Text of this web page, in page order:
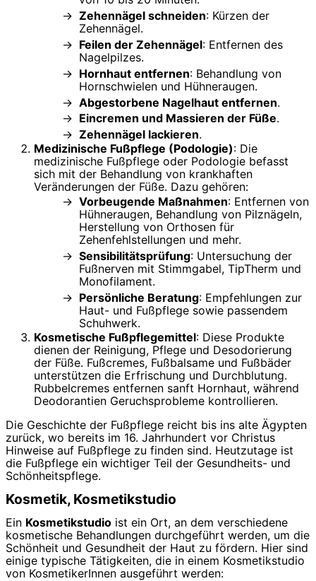
Zehennägel schneiden: Kürzen der
Zehennägel.
Feilen der Zehennägel: Entfernen des
Nagelpilzes.
Hornhaut entfernen: Behandlung von
Hornschwielen und Hühneraugen.
Abgestorbene Nagelhaut entfernen.
Eincremen und Massieren der Füße.
Zehennägel lackieren.
Medizinische Fußpflege (Podologie): Die
medizinische Fußpflege oder Podologie befasst
sich mit der Behandlung von krankhaften
Veränderungen der Füße. Dazu gehören:
Vorbeugende Maßnahmen: Entfernen von
Hühneraugen, Behandlung von Pilznägeln,
Herstellung von Orthosen für
Zehenfehlstellungen und mehr.
Sensibilitätsprüfung: Untersuchung der
Fußnerven mit Stimmgabel, TipTherm und
Monofilament.
Persönliche Beratung: Empfehlungen zur
Haut- und Fußpflege sowie passendem
Schuhwerk.
Kosmetische Fußpflegemittel: Diese Produkte
dienen der Reinigung, Pflege und Desodorierung
der Füße. Fußcremes, Fußbalsame und Fußbäder
unterstützen die Erfrischung und Durchblutung.
Rubbelcremes entfernen sanft Hornhaut, während
Deodorantien Geruchsprobleme kontrollieren.
Die Geschichte der Fußpflege reicht bis ins alte Ägypten
zurück, wo bereits im 16. Jahrhundert vor Christus
Hinweise auf Fußpflege zu finden sind. Heutzutage ist
die Fußpflege ein wichtiger Teil der Gesundheits- und
Schönheitspflege.
Kosmetik, Kosmetikstudio
Ein Kosmetikstudio ist ein Ort, an dem verschiedene
kosmetische Behandlungen durchgeführt werden, um die
Schönheit und Gesundheit der Haut zu fördern. Hier sind
einige typische Tätigkeiten, die in einem Kosmetikstudio
von KosmetikerInnen ausgeführt werden: